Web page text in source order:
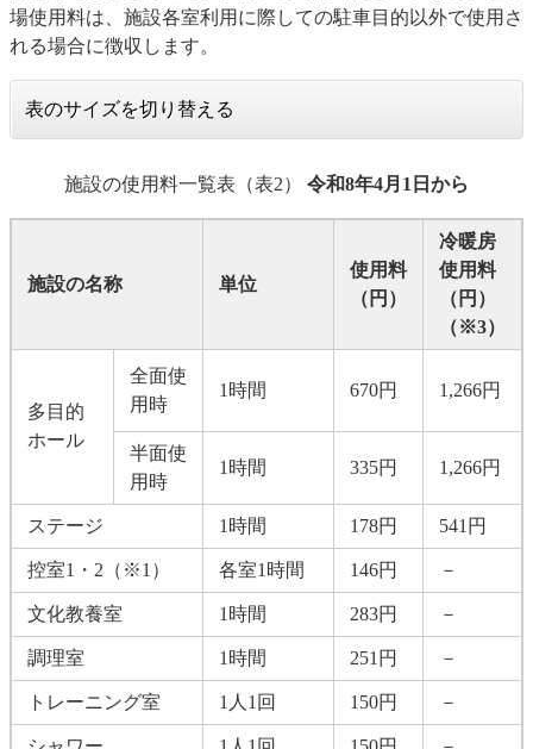
場使用料は、施設各室利用に際しての駐車目的以外で使用さ
れる場合に徴収します。
表のサイズを切り替える
施設の使用料一覧表（表2） 令和8年4月1日から
施設の名称 単位
使用料
（円）
冷暖房
使用料
（円）
（※3）
多目的
ホール
全面使
用時
1時間 670円 1,266円
半面使
用時
1時間 335円 1,266円
ステージ 1時間 178円 541円
控室1・2（※1） 各室1時間 146円 －
文化教養室 1時間 283円 －
調理室 1時間 251円 －
トレーニング室 1人1回 150円 －